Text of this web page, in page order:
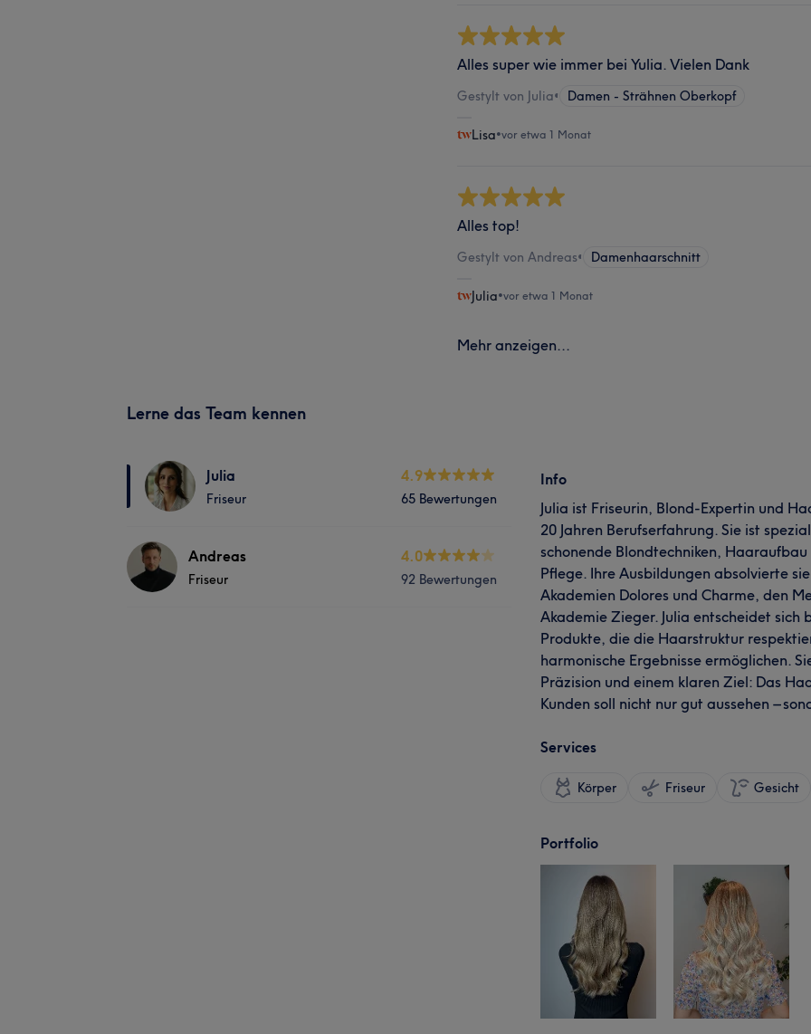
Alles super wie immer bei Yulia. Vielen Dank
Gestylt von Julia• Damen - Strähnen Oberkopf
Lisa•vor etwa 1 Monat
Alles top!
Gestylt von Andreas• Damenhaarschnitt
Julia•vor etwa 1 Monat
Mehr anzeigen...
Lerne das Team kennen
Julia
Friseur
4.9
65 Bewertungen
Andreas
Friseur
4.0
92 Bewertungen
Info
Julia ist Friseurin, Blond-Expertin und
20 Jahren Berufserfahrung. Sie ist
schonende Blondtechniken,
Pflege. Ihre Ausbildungen absolvierte
Akademien Dolores und Charme, den
Akademie Zieger. Julia entscheidet sich
Produkte, die die Haarstruktur
harmonische Ergebnisse ermöglichen.
Präzision und einem klaren Ziel: Das
Kunden soll nicht nur gut aussehen –
Services
Körper Friseur Gesicht
Portfolio